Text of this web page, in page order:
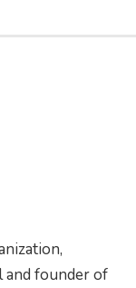
and founder of